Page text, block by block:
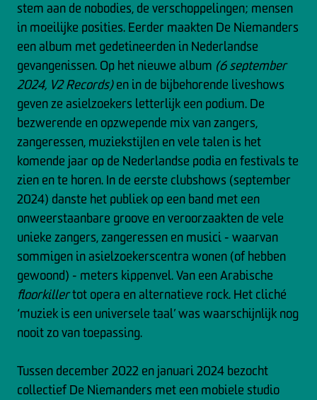
stem aan de nobodies, de verschoppelingen; mensen
in moeilijke posities. Eerder maakten De Niemanders
een album met gedetineerden in Nederlandse
gevangenissen. Op het nieuwe album (6 september
2024, V2 Records)en in de bijbehorende liveshows
geven ze asielzoekers letterlijk een podium. De
bezwerende en opzwepende mix van zangers,
zangeressen, muziekstijlen en vele talen is het
komende jaar op de Nederlandse podia en festivals te
zien en te horen. In de eerste clubshows (september
2024) danste het publiek op een band met een
onweerstaanbare groove en veroorzaakten de vele
unieke zangers, zangeressen en musici - waarvan
sommigen in asielzoekerscentra wonen (of hebben
gewoond) - meters kippenvel. Van een Arabische
floorkillertot opera en alternatieve rock. Het cliché
‘muziek is een universele taal’ was waarschijnlijk nog
nooit zo van toepassing.
Tussen december 2022 en januari 2024 bezocht
collectief De Niemanders met een mobiele studio